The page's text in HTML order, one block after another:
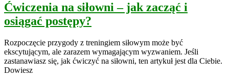
Ćwiczenia na siłowni – jak zacząć i
osiągać postępy?
Rozpoczęcie przygody z treningiem siłowym może być
ekscytującym, ale zarazem wymagającym wyzwaniem. Jeśli
zastanawiasz się, jak ćwiczyć na siłowni, ten artykuł jest dla Ciebie.
Dowiesz